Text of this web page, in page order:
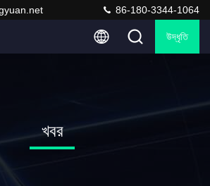
86-180-3344-1064
উদ্ধৃতি
খবর